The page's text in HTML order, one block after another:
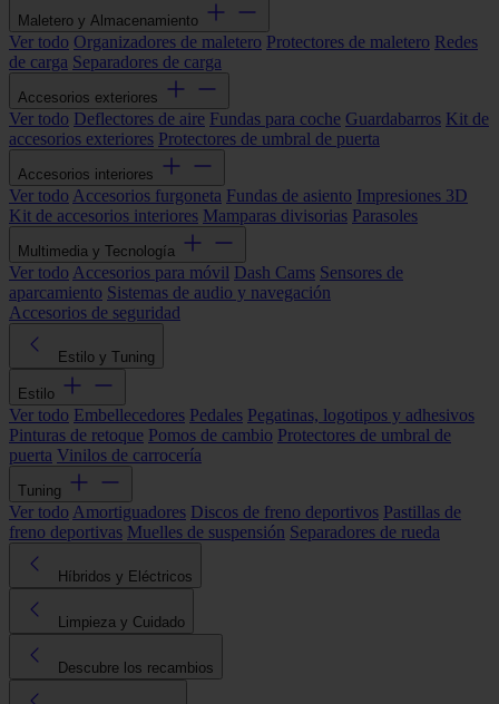
Maletero y Almacenamiento
Ver todo Organizadores de maletero Protectores de maletero Redes
de carga Separadores de carga
Accesorios exteriores
Ver todo Deflectores de aire Fundas para coche Guardabarros Kit de
accesorios exteriores Protectores de umbral de puerta
Accesorios interiores
Ver todo Accesorios furgoneta Fundas de asiento Impresiones 3D
Kit de accesorios interiores Mamparas divisorias Parasoles
Multimedia y Tecnología
Ver todo Accesorios para móvil Dash Cams Sensores de
aparcamiento Sistemas de audio y navegación
Accesorios de seguridad
Estilo y Tuning
Estilo
Ver todo Embellecedores Pedales Pegatinas, logotipos y adhesivos
Pinturas de retoque Pomos de cambio Protectores de umbral de
puerta Vinilos de carrocería
Tuning
Ver todo Amortiguadores Discos de freno deportivos Pastillas de
freno deportivas Muelles de suspensión Separadores de rueda
Híbridos y Eléctricos
Limpieza y Cuidado
Descubre los recambios